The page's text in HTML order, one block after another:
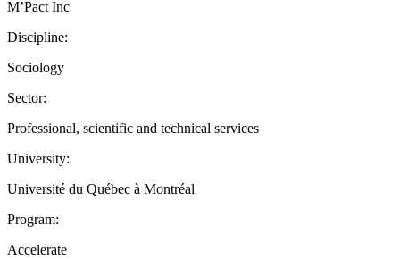
M’Pact Inc
Discipline:
Sociology
Sector:
Professional, scientific and technical services
University:
Université du Québec à Montréal
Program:
Accelerate